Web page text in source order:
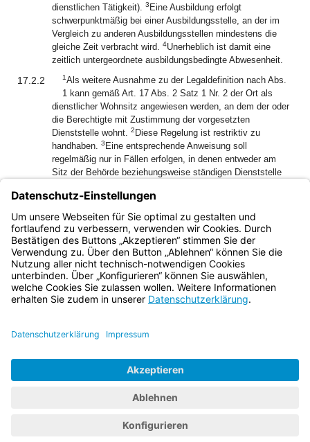
dienstlichen Tätigkeit). 3 Eine Ausbildung erfolgt
schwerpunktmäßig bei einer Ausbildungsstelle, an der im
Vergleich zu anderen Ausbildungsstellen mindestens die
gleiche Zeit verbracht wird. 4Unerheblich ist damit eine
zeitlich untergeordnete ausbildungsbedingte Abwesenheit.
17.2.2 1Als weitere Ausnahme zu der Legaldefinition nach Abs.
1 kann gemäß Art. 17 Abs. 2 Satz 1 Nr. 2 der Ort als
dienstlicher Wohnsitz angewiesen werden, an dem der oder
die Berechtigte mit Zustimmung der vorgesetzten
Dienststelle wohnt. 2 Diese Regelung ist restriktiv zu
handhaben. 3 Eine entsprechende Anweisung soll
regelmäßig nur in Fällen erfolgen, in denen entweder am
Sitz der Behörde beziehungsweise ständigen Dienststelle
Wohnsitznahme wegen erheblicher
Gesundheitsbeeinträchtigung eines im Haushalt lebenden
Angehörigen gerechtfertigt ist.
Bayern.de
BayernPortal
Impressum